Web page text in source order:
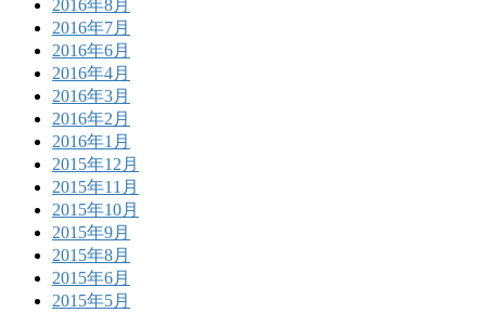
2016年8月
2016年7月
2016年6月
2016年4月
2016年3月
2016年2月
2016年1月
2015年12月
2015年11月
2015年10月
2015年9月
2015年8月
2015年6月
2015年5月